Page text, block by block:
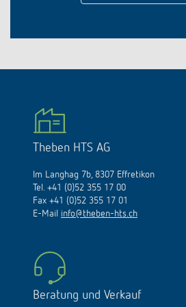
Theben HTS AG
Im Langhag 7b, 8307 Effretikon
Tel. +41 (0)52 355 17 00
Fax +41 (0)52 355 17 01
E-Mail info@theben-hts.ch
Beratung und Verkauf